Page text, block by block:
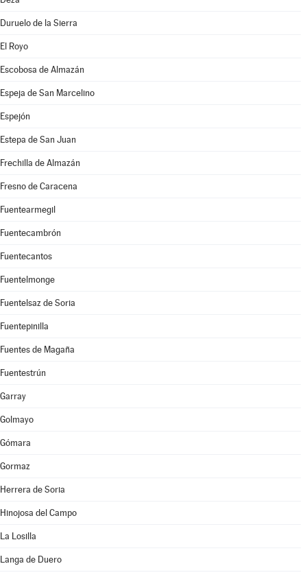
Duruelo de la Sierra
El Royo
Escobosa de Almazán
Espeja de San Marcelino
Espejón
Estepa de San Juan
Frechilla de Almazán
Fresno de Caracena
Fuentearmegil
Fuentecambrón
Fuentecantos
Fuentelmonge
Fuentelsaz de Soria
Fuentepinilla
Fuentes de Magaña
Fuentestrún
Garray
Golmayo
Gómara
Gormaz
Herrera de Soria
Hinojosa del Campo
La Losilla
Langa de Duero